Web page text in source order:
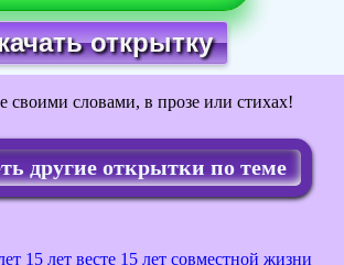
открытку
своими словами, в прозе или стихах!
другие открытки по теме
15 лет весте 15 лет совместной жизни